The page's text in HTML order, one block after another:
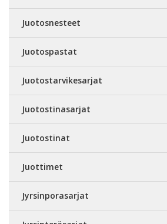
Juotosnesteet
Juotospastat
Juotostarvikesarjat
Juotostinasarjat
Juotostinat
Juottimet
Jyrsinporasarjat